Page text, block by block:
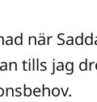
när
tills jag